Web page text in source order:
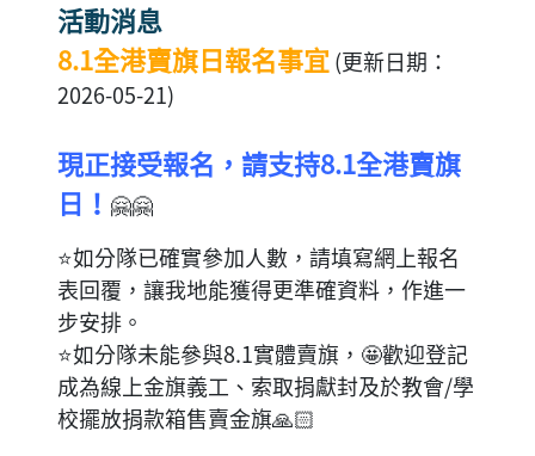
活動消息
8.1全港賣旗日報名事宜(更新日期：
2026-05-21)
現正接受報名，請支持8.1全港賣旗
日！ 🤗🤗
⭐如分隊已確實參加人數，請填寫網上報名
表回覆，讓我地能獲得更準確資料，作進一
步安排。
⭐如分隊未能參與8.1實體賣旗，🤩歡迎登記
成為線上金旗義工、索取捐獻封及於教會/學
校擺放捐款箱售賣金旗🙏🏻